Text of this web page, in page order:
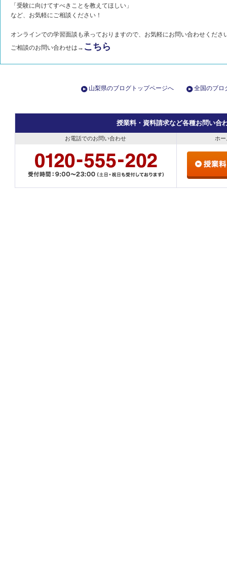
「受験に向けてすべきことを教えてほしい」
など、お気軽にご相談ください！
オンラインでの学習面談も承っておりますので、お気軽にお問い合わせくださ
ご相談のお問い合わせは→ こちら
山梨県のブログトップページへ 全国のブロ
授業料・資料請求など各種お問い合
お電話でのお問い合わせ ホ